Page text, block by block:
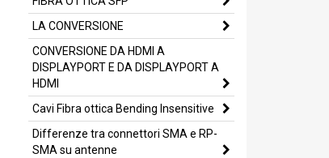
LA CONVERSIONE
CONVERSIONE DA HDMI A
DISPLAYPORT E DA DISPLAYPORT A
HDMI
Cavi Fibra ottica Bending Insensitive
Differenze tra connettori SMA e RP-
SMA su antenne